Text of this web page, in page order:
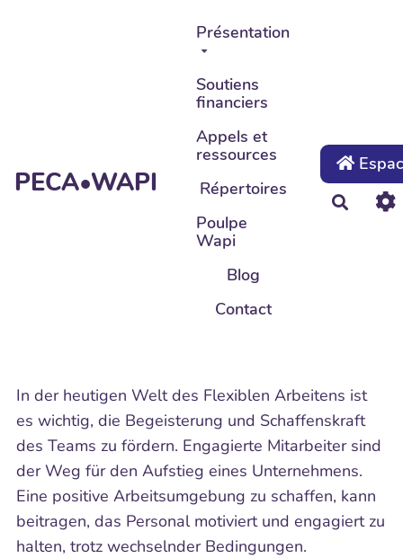
Aller au contenu principal
PECA•WAPI
Présentation
Soutiens
financiers
Appels et
ressources
Répertoires
Poulpe
Wapi
Blog
Contact
In der heutigen Welt des Flexiblen Arbeitens ist
es wichtig, die Begeisterung und Schaffenskraft
des Teams zu fördern. Engagierte Mitarbeiter sind
der Weg für den Aufstieg eines Unternehmens.
Eine positive Arbeitsumgebung zu schaffen, kann
beitragen, das Personal motiviert und engagiert zu
halten, trotz wechselnder Bedingungen.